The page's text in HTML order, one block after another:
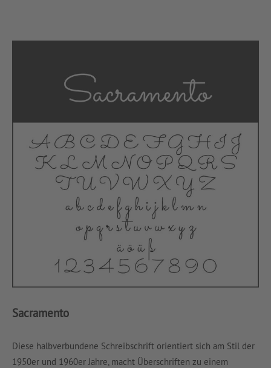
Sacramento
Diese halbverbundene Schreibschrift orientiert sich am Stil der
1950er und 1960er Jahre, macht Überschriften zu einem